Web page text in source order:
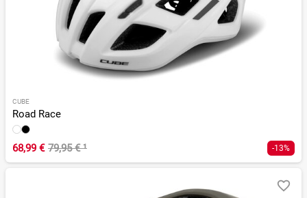
CUBE
Road Race
68,99 € 79,95 €¹ -13%